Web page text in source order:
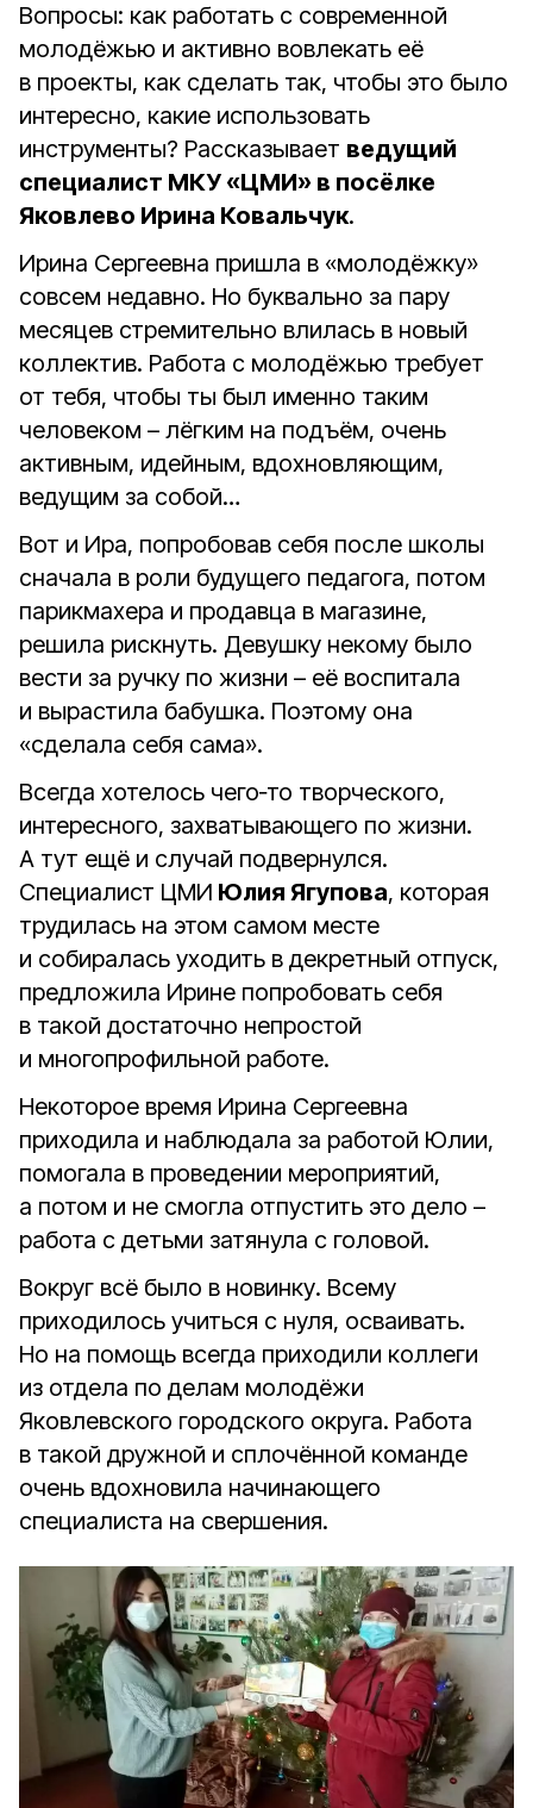
Вопросы: как работать с современной
молодёжью и активно вовлекать её
в проекты, как сделать так, чтобы это было
интересно, какие использовать
инструменты? Рассказывает ведущий
специалист МКУ «ЦМИ» в посёлке
Яковлево Ирина Ковальчук.
Ирина Сергеевна пришла в «молодёжку»
совсем недавно. Но буквально за пару
месяцев стремительно влилась в новый
коллектив. Работа с молодёжью требует
от тебя, чтобы ты был именно таким
человеком – лёгким на подъём, очень
активным, идейным, вдохновляющим,
ведущим за собой…
Вот и Ира, попробовав себя после школы
сначала в роли будущего педагога, потом
парикмахера и продавца в магазине,
решила рискнуть. Девушку некому было
вести за ручку по жизни – её воспитала
и вырастила бабушка. Поэтому она
«сделала себя сама».
Всегда хотелось чего‑то творческого,
интересного, захватывающего по жизни.
А тут ещё и случай подвернулся.
Специалист ЦМИ Юлия Ягупова, которая
трудилась на этом самом месте
и собиралась уходить в декретный отпуск,
предложила Ирине попробовать себя
в такой достаточно непростой
и многопрофильной работе.
Некоторое время Ирина Сергеевна
приходила и наблюдала за работой Юлии,
помогала в проведении мероприятий,
а потом и не смогла отпустить это дело –
работа с детьми затянула с головой.
Вокруг всё было в новинку. Всему
приходилось учиться с нуля, осваивать.
Но на помощь всегда приходили коллеги
из отдела по делам молодёжи
Яковлевского городского округа. Работа
в такой дружной и сплочённой команде
очень вдохновила начинающего
специалиста на свершения.